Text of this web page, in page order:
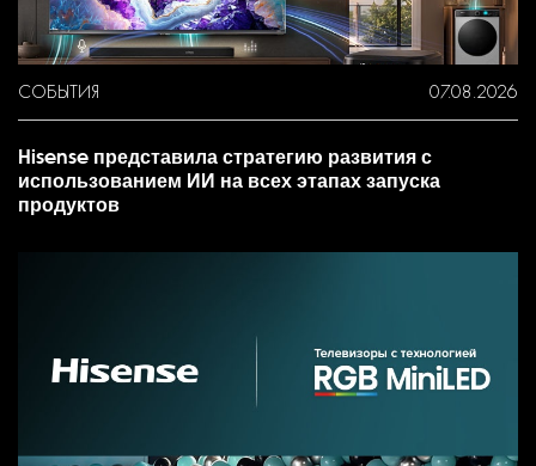
СОБЫТИЯ 07.08.2026
Hisense представила стратегию развития с
использованием ИИ на всех этапах запуска
продуктов